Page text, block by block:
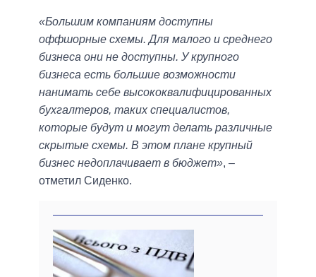
«Большим компаниям доступны
оффшорные схемы. Для малого и среднего
бизнеса они не доступны. У крупного
бизнеса есть большие возможности
нанимать себе высококвалифицированных
бухгалтеров, таких специалистов,
которые будут и могут делать различные
скрытые схемы. В этом плане крупный
бизнес недоплачивает в бюджет», –
отметил Сиденко.